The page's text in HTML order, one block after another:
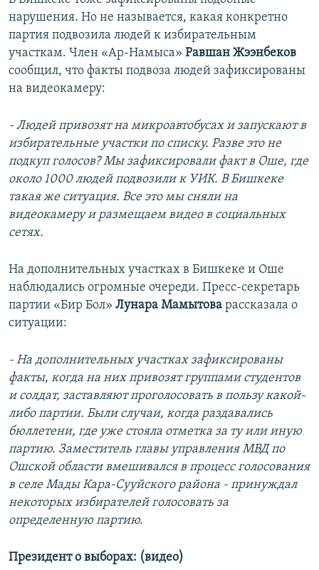
нарушения. Но не называется, какая конкретно
партия подвозила людей к избирательным
участкам. Член «Ар-Намыса» Равшан Жээнбеков
сообщил, что факты подвоза людей зафиксированы
на видеокамеру:
- Людей привозят на микроавтобусах и запускают в
избирательные участки по списку. Разве это не
подкуп голосов? Мы зафиксировали факт в Оше, где
около 1000 людей подвозили к УИК. В Бишкеке
такая же ситуация. Все это мы сняли на
видеокамеру и размещаем видео в социальных
сетях.
На дополнительных участках в Бишкеке и Оше
наблюдались огромные очереди. Пресс-секретарь
партии «Бир Бол» Лунара Мамытова рассказала о
ситуации:
- На дополнительных участках зафиксированы
факты, когда на них привозят группами студентов
и солдат, заставляют проголосовать в пользу какой-
либо партии. Были случаи, когда раздавались
бюллетени, где уже стояла отметка за ту или иную
партию. Заместитель главы управления МВД по
Ошской области вмешивался в процесс голосования
в селе Мады Кара-Сууйского района - принуждал
некоторых избирателей голосовать за
определенную партию.
Президент о выборах: (видео)